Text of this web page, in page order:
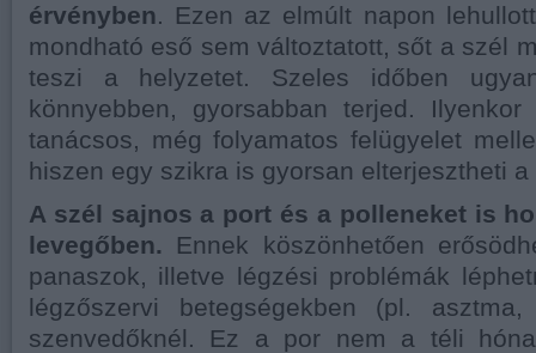
érvényben. Ezen az elmúlt napon
mondható eső sem változtatott, sőt a szél
teszi a helyzetet. Szeles időben
könnyebben, gyorsabban terjed.
tanácsos, még folyamatos felügyelet
hiszen egy szikra is gyorsan elterjesztheti a
A szél sajnos a port és a polleneket is
levegőben. Ennek köszönhetően
panaszok, illetve légzési problémák
légzőszervi betegségekben (pl.
szenvedőknél. Ez a por nem a téli